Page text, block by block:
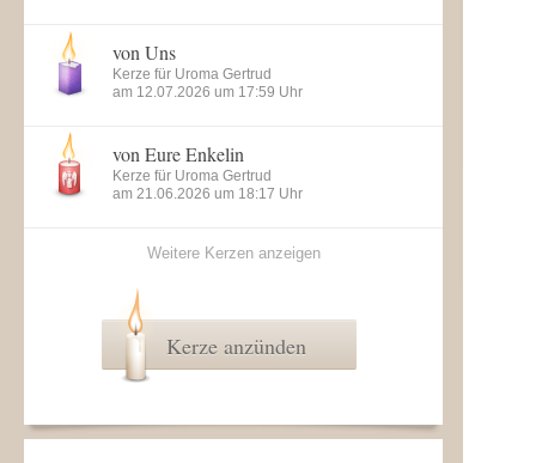
von Uns
Kerze für Uroma Gertrud
am 12.07.2026 um 17:59 Uhr
von Eure Enkelin
Kerze für Uroma Gertrud
am 21.06.2026 um 18:17 Uhr
Weitere Kerzen anzeigen
Kerze anzünden